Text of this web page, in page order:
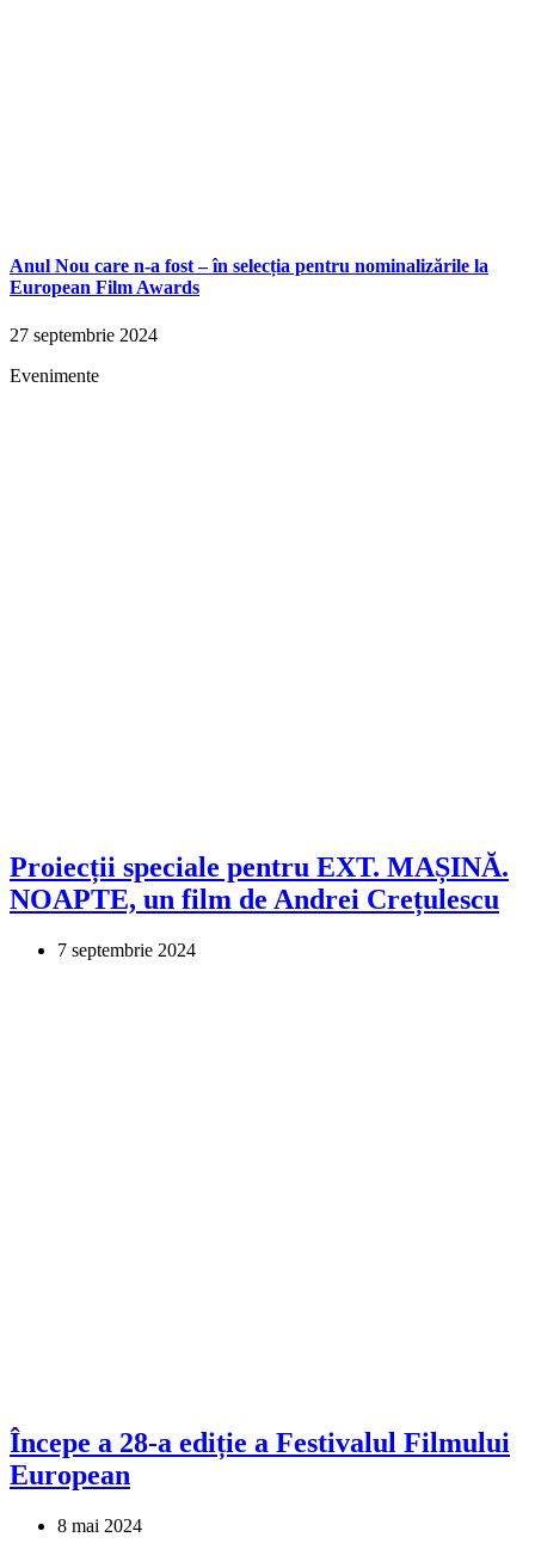
Anul Nou care n-a fost – în selecția pentru nominalizările la
European Film Awards
27 septembrie 2024
Evenimente
Proiecții speciale pentru EXT. MAȘINĂ.
NOAPTE, un film de Andrei Crețulescu
7 septembrie 2024
Începe a 28-a ediție a Festivalul Filmului
European
8 mai 2024